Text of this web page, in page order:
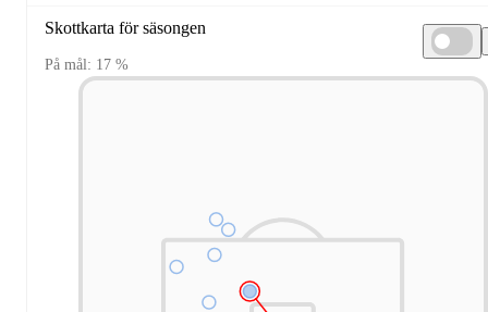
Skottkarta för säsongen
På mål: 17 %